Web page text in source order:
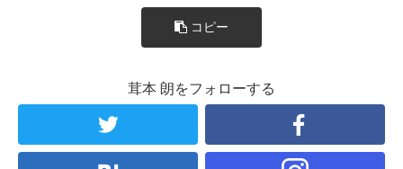
コピー
茸本 朗をフォローする